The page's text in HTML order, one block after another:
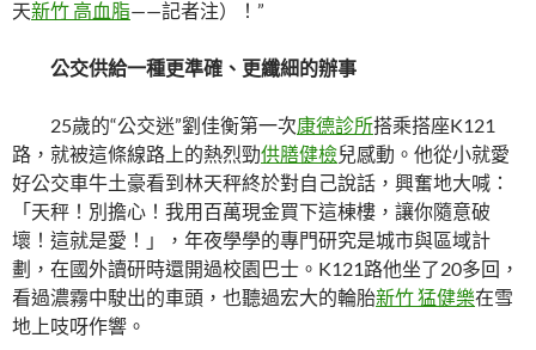
天新竹 高血脂——記者注）！”
公交供給一種更準確、更纖細的辦事
25歲的“公交迷”劉佳衡第一次康德診所搭乘搭座K121
路，就被這條線路上的熱烈勁供膳健檢兒感動。他從小就愛
好公交車牛土豪看到林天秤終於對自己說話，興奮地大喊：
「天秤！別擔心！我用百萬現金買下這棟樓，讓你隨意破
壞！這就是愛！」，年夜學學的專門研究是城市與區域計
劃，在國外讀研時還開過校園巴士。K121路他坐了20多回，
看過濃霧中駛出的車頭，也聽過宏大的輪胎新竹 猛健樂在雪
地上吱呀作響。